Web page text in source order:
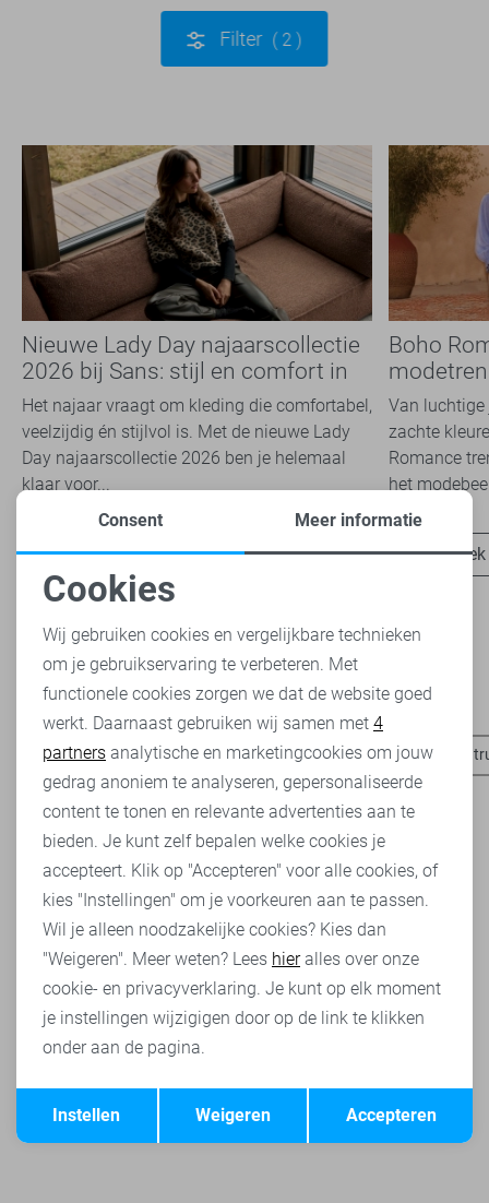
Filter 2
Nieuwe Lady Day najaarscollectie
2026 bij Sans: stijl en comfort in
travelkwaliteit
Het najaar vraagt om kleding die comfortabel,
veelzijdig én stijlvol is. Met de nieuwe Lady
Day najaarscollectie 2026 ben je helemaal
klaar voor...
Ontdek nu
Boho
overal
Van luchtige
zachte
Romance
het
Heb je dit al eens bekeken?
Garcia t-shirts Garcia blouses Garcia jeans Garcia
Noodzakelijke cookies
Personalisatie cookies
Analytische cookies
Marketing cookies
Terug Opslaan
Consent Meer informatie
Cookies
Wij gebruiken cookies en vergelijkbare technieken
om je gebruikservaring te verbeteren. Met
functionele cookies zorgen we dat de website goed
werkt. Daarnaast gebruiken wij samen met 4
partners analytische en marketingcookies om jouw
gedrag anoniem te analyseren, gepersonaliseerde
content te tonen en relevante advertenties aan te
bieden. Je kunt zelf bepalen welke cookies je
accepteert. Klik op "Accepteren" voor alle cookies, of
kies "Instellingen" om je voorkeuren aan te passen.
Wil je alleen noodzakelijke cookies? Kies dan
"Weigeren". Meer weten? Lees hieralles over onze
cookie- en privacyverklaring. Je kunt op elk moment
je instellingen wijzigigen door op de link te klikken
onder aan de pagina.
Accepteren
Weigeren
Instellen